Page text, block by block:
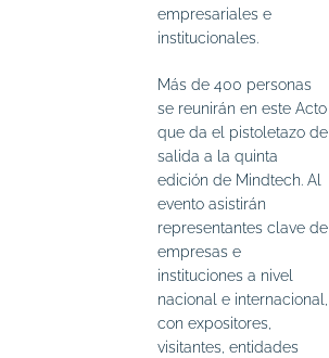
empresariales e
institucionales.
Más de 400 personas
se reunirán en este Acto
que da el pistoletazo de
salida a la quinta
edición de Mindtech. Al
evento asistirán
representantes clave de
empresas e
instituciones a nivel
nacional e internacional,
con expositores,
visitantes, entidades